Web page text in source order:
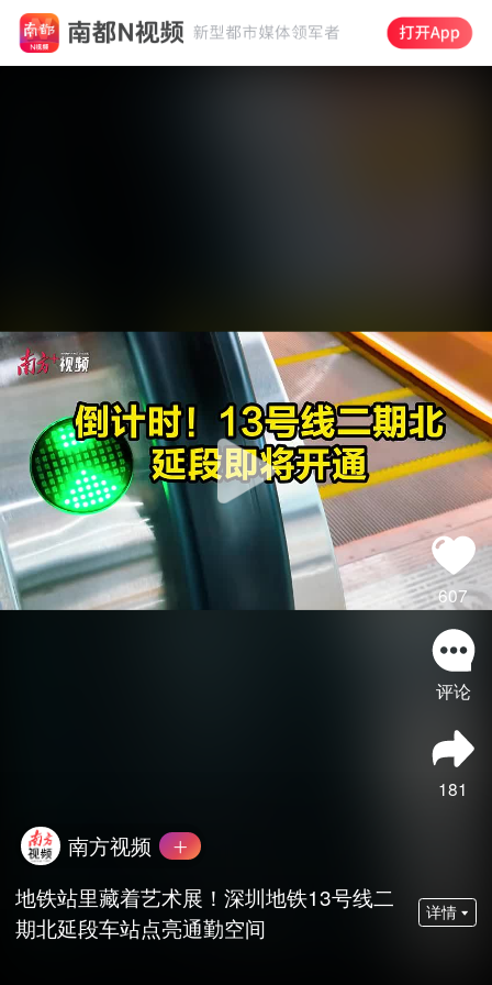
607
评论
181
南方视频
地铁站里藏着艺术展！深圳地铁13号线二
期北延段车站点亮通勤空间
详情